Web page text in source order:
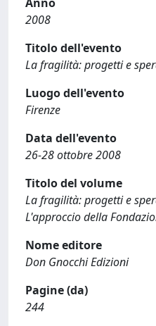
2008
Titolo dell'evento
La fragilità: progetti e
Luogo dell'evento
Firenze
Data dell'evento
26-28 ottobre 2008
Titolo del volume
La fragilità: progetti e
L'approccio della
Nome editore
Don Gnocchi Edizioni
Pagine (da)
244